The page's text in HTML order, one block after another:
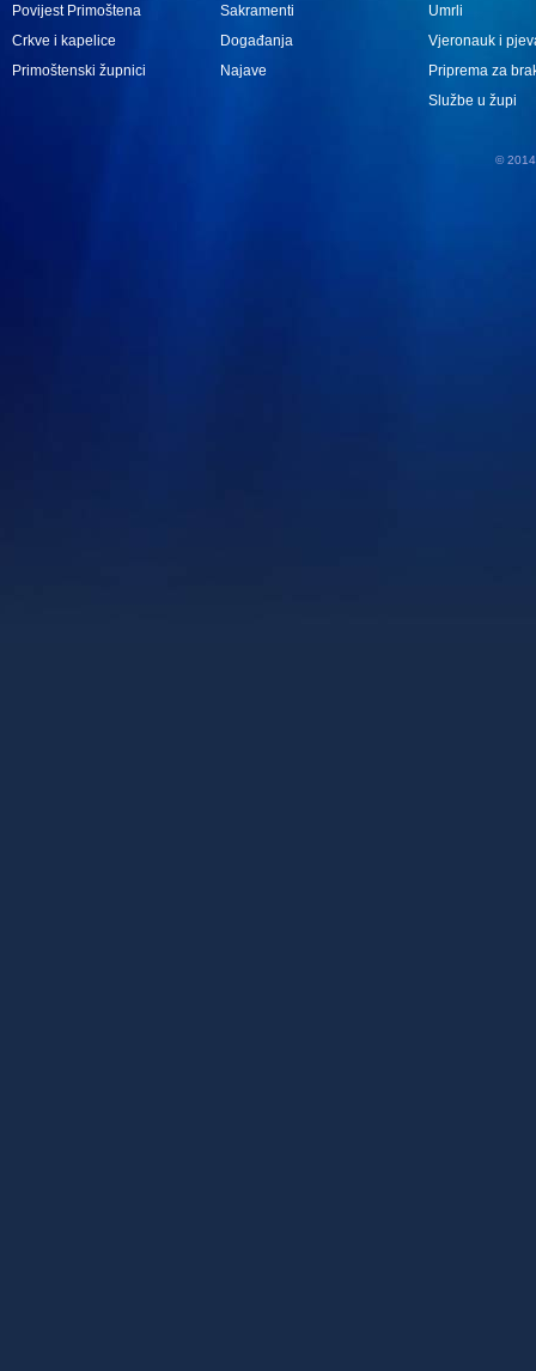
Povijest Primoštena
Crkve i kapelice
Primoštenski župnici
Sakramenti
Događanja
Najave
Umrli
Vjeronauk i
Priprema za
Službe u župi
© 2014